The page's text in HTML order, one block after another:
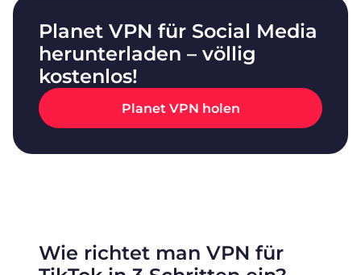
Planet VPN für Social Media
herunterladen – völlig
kostenlos!
Planet VPN holen
Wie richtet man VPN für